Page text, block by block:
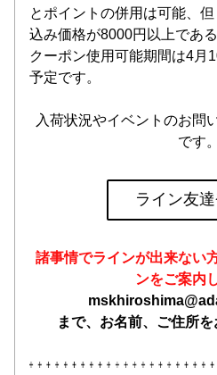
とポイントの併用は可能、
込み価格が8000円以上であ
クーポン使用可能期間は4月
予定です。
入荷状況やイベントのお問
です。
ライン友
諸事情でラインが出来ない
ンをご案内
まで、お名前、ご住所を